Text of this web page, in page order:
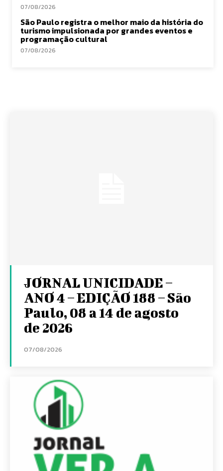
07/08/2026
São Paulo registra o melhor maio da história do
turismo impulsionada por grandes eventos e
programação cultural
07/08/2026
JORNAL UNICIDADE –
ANO 4 – EDIÇÃO 188 – São
Paulo, 08 a 14 de agosto
de 2026
07/08/2026